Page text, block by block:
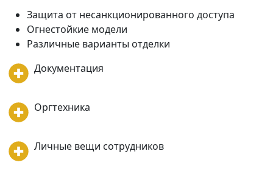
Защита от несанкционированного доступа
Огнестойкие модели
Различные варианты отделки
Документация
Оргтехника
Личные вещи сотрудников